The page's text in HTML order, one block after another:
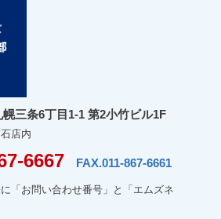
三条6丁目1-1 第2小竹ビル1F
店内
6667 FAX.011-867-6661
「お問い合わせ番号」と「エムズネ